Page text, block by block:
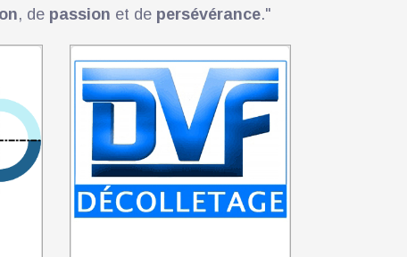
, de passion et de persévérance."